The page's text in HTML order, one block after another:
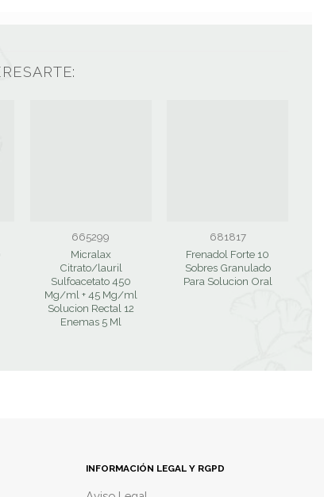
665299
Micralax
Citrato/lauril
Sulfoacetato 450
Mg/ml + 45 Mg/ml
Solucion Rectal 12
Enemas 5 Ml
681817
Frenadol Forte 10
Sobres Granulado
Para Solucion Oral
INFORMACIÓN LEGAL Y RGPD